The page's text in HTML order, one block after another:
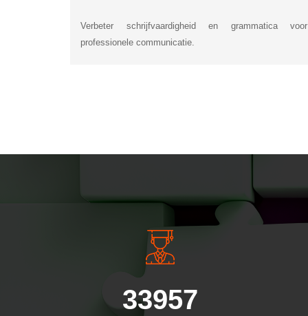
Verbeter schrijfvaardigheid en grammatica voor
professionele communicatie.
33957